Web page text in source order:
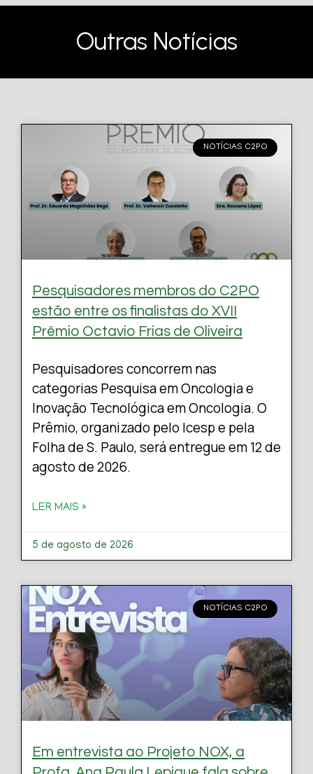
Outras Notícias
NOTÍCIAS C2PO
Pesquisadores membros do C2PO
estão entre os finalistas do XVII
Prêmio Octavio Frias de Oliveira
Pesquisadores concorrem nas
categorias Pesquisa em Oncologia e
Inovação Tecnológica em Oncologia. O
Prêmio, organizado pelo Icesp e pela
Folha de S. Paulo, será entregue em 12 de
agosto de 2026.
LER MAIS »
5 de agosto de 2026
NOTÍCIAS C2PO
Em entrevista ao Projeto NOX, a